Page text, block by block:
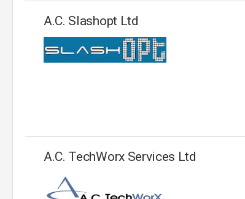
A.C. Slashopt Ltd
A.C. TechWorx Services Ltd